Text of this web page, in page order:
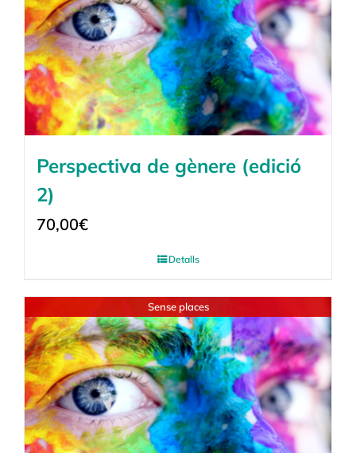
Perspectiva de gènere (edició
2)
70,00€
Detalls
Sense places